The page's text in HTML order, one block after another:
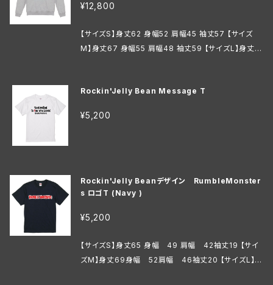
¥12,800
【サイズS】身丈62 身幅52 肩幅45 袖丈57 【サイズ
M】身丈67 身幅55 肩幅48 袖丈59 【サイズL】身丈7
58 袖丈61
Rockin'Jelly Bean Message T
¥5,200
Rockin'Jelly Beanデザイン RumbleMonster
s ロゴT (Navy )
¥5,200
【サイズS】身丈65 身幅 49 肩幅 42袖丈19 【サイ
ズM】身丈69身幅 52肩幅 46袖丈20 【サイズL】身